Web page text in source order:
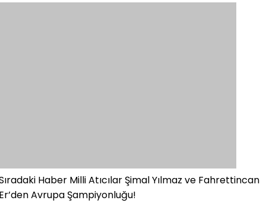
Haber Milli Atıcılar Şimal Yılmaz ve Fahrettincan
Avrupa Şampiyonluğu!